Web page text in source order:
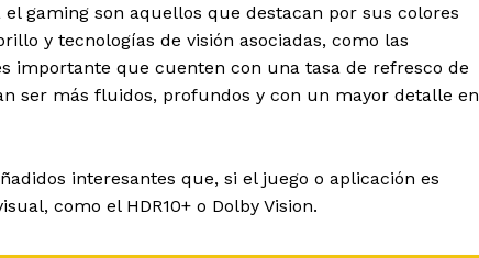
gaming son aquellos que destacan por sus colores
y tecnologías de visión asociadas, como las
importante que cuenten con una tasa de refresco de
ser más fluidos, profundos y con un mayor detalle en
interesantes que, si el juego o aplicación es
como el HDR10+ o Dolby Vision.